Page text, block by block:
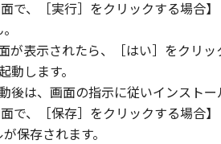
BUSINESS PROFITS, LOSS OF
OR CONSEQUENTIAL
EVEN IF EITHER CANON,
HAVE BEEN ADVISED OF THE
OR EXCLUSION OF
FROM NEGLIGENCE
で、［実行］をクリックする場合】
が表示されたら、［はい］をクリ
します。
後は、画面の指示に従いインストー
で、［保存］をクリックする場合】
保存されます。